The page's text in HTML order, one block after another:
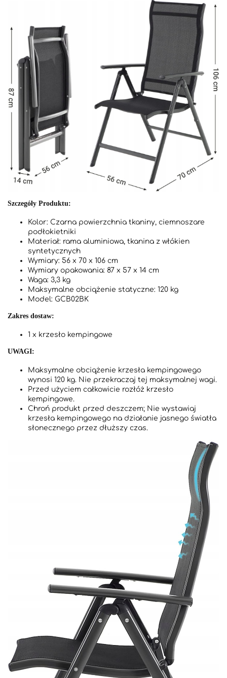
Szczegóły Produktu:
Kolor: Czarna powierzchnia tkaniny, ciemnoszare
podłokietniki
Materiał: rama aluminiowa, tkanina z włókien
syntetycznych
Wymiary: 56 x 70 x 106 cm
Wymiary opakowania: 87 x 57 x 14 cm
Waga: 3,3 kg
Maksymalne obciążenie statyczne: 120 kg
Model: GCB02BK
Zakres dostaw:
1 x krzesło kempingowe
UWAGI:
Maksymalne obciążenie krzesła kempingowego
wynosi 120 kg. Nie przekraczaj tej maksymalnej wagi.
Przed użyciem całkowicie rozłóż krzesło
kempingowe.
Chroń produkt przed deszczem; Nie wystawiaj
krzesła kempingowego na działanie jasnego światła
słonecznego przez dłuższy czas.